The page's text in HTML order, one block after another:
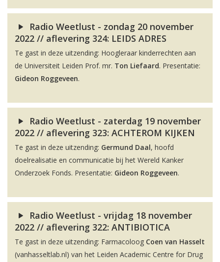
Radio Weetlust - zondag 20 november
2022 // aflevering 324: LEIDS ADRES
Te gast in deze uitzending: Hoogleraar kinderrechten aan
de Universiteit Leiden Prof. mr. Ton Liefaard. Presentatie:
Gideon Roggeveen.
Radio Weetlust - zaterdag 19 november
2022 // aflevering 323: ACHTEROM KIJKEN
Te gast in deze uitzending: Germund Daal, hoofd
doelrealisatie en communicatie bij het Wereld Kanker
Onderzoek Fonds. Presentatie: Gideon Roggeveen.
Radio Weetlust - vrijdag 18 november
2022 // aflevering 322: ANTIBIOTICA
Te gast in deze uitzending: Farmacoloog Coen van Hasselt
(vanhasseltlab.nl) van het Leiden Academic Centre for Drug